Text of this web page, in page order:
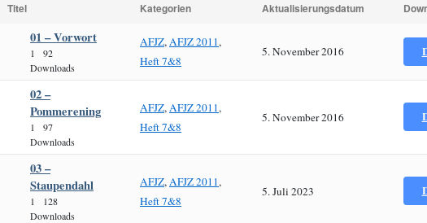
Titel Kategorien Aktualisierungsdatum
01 – Vorwort
1
92
Downloads
AFJZ,AFJZ 2011,
Heft 7&8
5. November 2016
02 –
Pommerening
1
97
Downloads
AFJZ,AFJZ 2011,
Heft 7&8
5. November 2016
03 –
Staupendahl
1
128
Downloads
AFJZ,AFJZ 2011,
Heft 7&8
5. Juli 2023